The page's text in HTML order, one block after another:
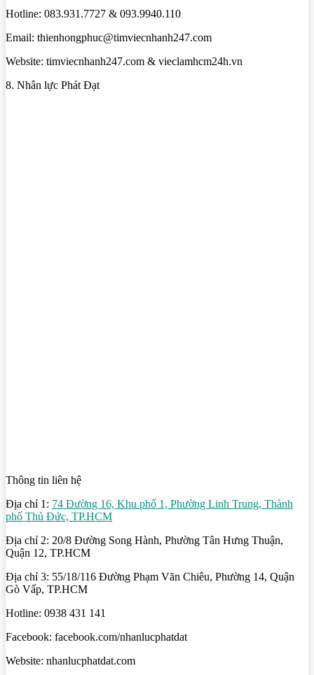
Hotline: 083.931.7727 & 093.9940.110
Email: thienhongphuc@timviecnhanh247.com
Website: timviecnhanh247.com & vieclamhcm24h.vn
8. Nhân lực Phát Đạt
Thông tin liên hệ
Địa chỉ 1: 74 Đường 16, Khu phố 1, Phường Linh Trung, Thành
phố Thủ Đức, TP.HCM
Địa chỉ 2: 20/8 Đường Song Hành, Phường Tân Hưng Thuận,
Quận 12, TP.HCM
Địa chỉ 3: 55/18/116 Đường Phạm Văn Chiêu, Phường 14, Quận
Gò Vấp, TP.HCM
Hotline: 0938 431 141
Facebook: facebook.com/nhanlucphatdat
Website: nhanlucphatdat.com